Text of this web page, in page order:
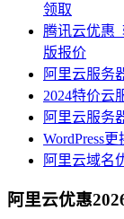
领取
腾讯云优惠
版报价
阿里云服务
2024特价云
阿里云服务
WordPress
阿里云域名
阿里云优惠